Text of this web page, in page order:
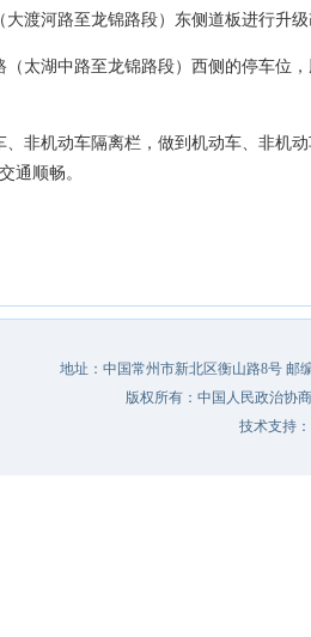
大渡河路至龙锦路段）东侧道板进行升
（太湖中路至龙锦路段）西侧的停车位
、非机动车隔离栏，做到机动车、非机
通顺畅。
地址：中国常州市新北区衡山路8号 邮
版权所有：中国人民政治协
技术支持：